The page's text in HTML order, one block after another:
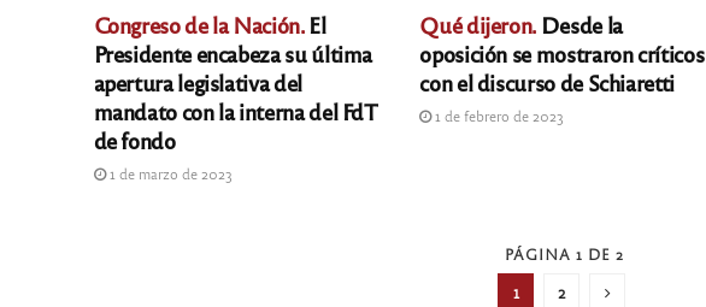
Congreso de la Nación.El
Presidente encabeza su última
apertura legislativa del
mandato con la interna del FdT
de fondo
1 de marzo de 2023
Qué dijeron. Desde la
oposición se mostraron críticos
con el discurso de Schiaretti
1 de febrero de 2023
PÁGINA 1 DE 2
1 2